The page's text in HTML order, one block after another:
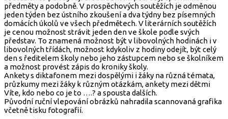
předměty a podobně. V prospěchových soutěžích je odměnou
jeden týden bez ústního zkoušení a dva týdny bez písemných
domácích úkolů ve všech předmětech. V literárních soutěžích
je cenou možnost strávit jeden den ve škole podle svých
představ. To znamená možnost být v libovolných hodinách i v
libovolných třídách, možnost kdykoliv z hodiny odejít, být celý
den s ředitelem školy nebo jeho zástupcem nebo se školníkem
a možnost provést zápis do kroniky školy.
Ankety s diktafonem mezi dospělými i žáky na různá témata,
průzkumy mezi žáky k různým otázkám, ankety mezi dětmi
Víte, kdo nebo co je to ….? a spousta dalších.
Původní ruční vlepování obrázků nahradila scannovaná grafika
včetně tisku fotografií.